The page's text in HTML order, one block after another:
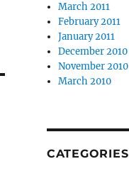
March 2011
February 2011
January 2011
December 2010
November 2010
March 2010
CATEGORIES